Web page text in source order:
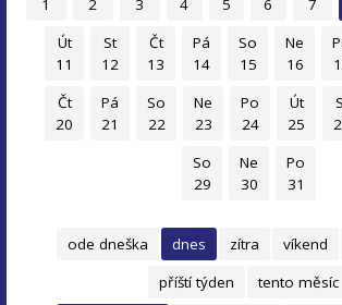
1
2
3
4
5
6
7
Út
11
St
12
Čt
13
Pá
14
So
15
Ne
16
Čt
20
Pá
21
So
22
Ne
23
Po
24
Út
25
So
29
Ne
30
Po
31
ode dneška dnes zítra víkend
příští týden
tento měsíc